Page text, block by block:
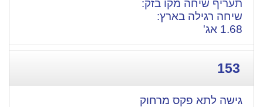
​שיחה רגילה בארץ:
1.68 אג'
153
גישה לתא פקס מרחוק